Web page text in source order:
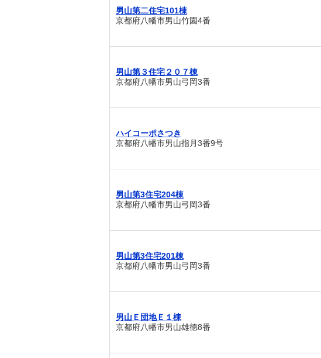
男山第二住宅101棟
京都府八幡市男山竹園4番
男山第３住宅２０７棟
京都府八幡市男山弓岡3番
ハイコーポさつき
京都府八幡市男山指月3番9号
男山第3住宅204棟
京都府八幡市男山弓岡3番
男山第3住宅201棟
京都府八幡市男山弓岡3番
男山Ｅ団地Ｅ１棟
京都府八幡市男山雄徳8番